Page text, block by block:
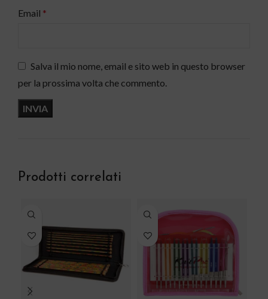
Email *
Salva il mio nome, email e sito web in questo browser
per la prossima volta che commento.
Prodotti correlati